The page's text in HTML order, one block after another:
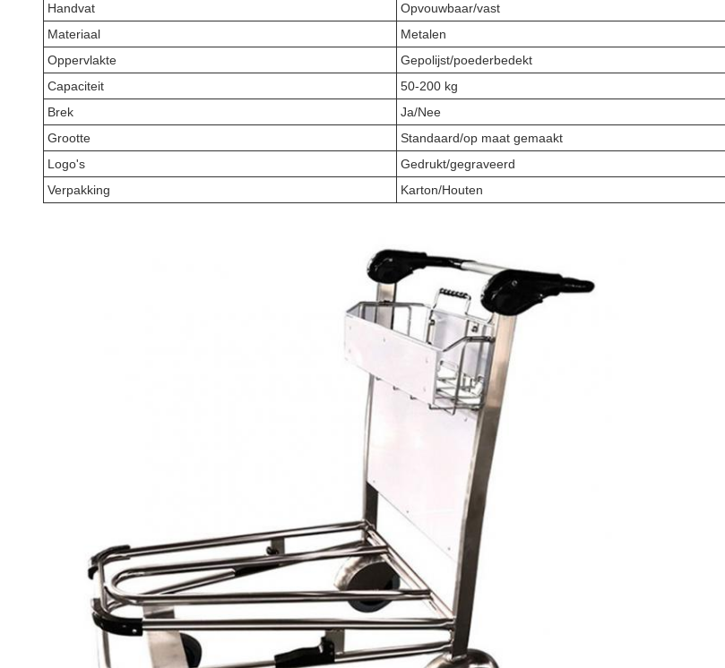
Handvat
Opvouwbaar/vast
Materiaal
Metalen
Oppervlakte
Gepolijst/poederbedekt
Capaciteit
50-200 kg
Brek
Ja/Nee
Grootte
Standaard/op maat gemaakt
Logo's
Gedrukt/gegraveerd
Verpakking
Karton/Houten